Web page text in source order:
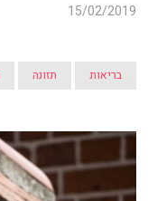
15/02/2019
בריאות תזונה